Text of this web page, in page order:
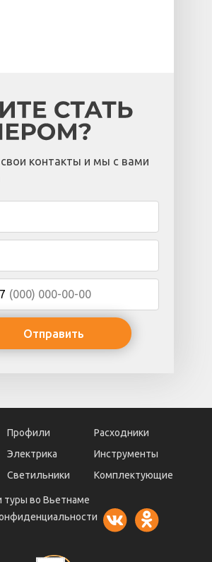
Отправить
свои контакты и мы с вами
Профили
Комплектующие
Светильники
Электрика Инструменты
туры во Вьетнаме
Расходники